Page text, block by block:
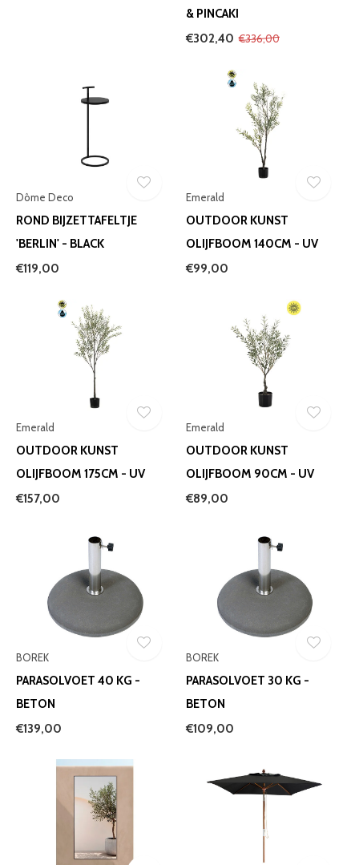
& PINCAKI
€302,40 €336,00
Dôme Deco
ROND BIJZETTAFELTJE
'BERLIN' - BLACK
€119,00
Emerald
OUTDOOR KUNST
OLIJFBOOM 140CM - UV
€99,00
Emerald
OUTDOOR KUNST
OLIJFBOOM 175CM - UV
€157,00
Emerald
OUTDOOR KUNST
OLIJFBOOM 90CM - UV
€89,00
BOREK
PARASOLVOET 40 KG -
BETON
€139,00
BOREK
PARASOLVOET 30 KG -
BETON
€109,00